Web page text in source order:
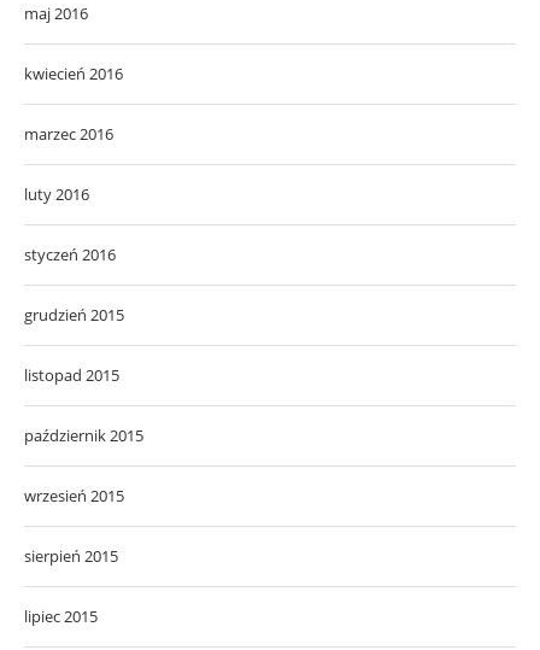
maj 2016
kwiecień 2016
marzec 2016
luty 2016
styczeń 2016
grudzień 2015
listopad 2015
październik 2015
wrzesień 2015
sierpień 2015
lipiec 2015